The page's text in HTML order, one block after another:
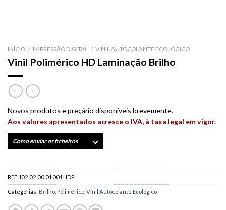
INÍCIO / IMPRESSÃO DIGITAL / VINIL AUTOCOLANTE ECOLÓGICO
Vinil Polimérico HD Laminação Brilho
Novos produtos e preçário disponíveis brevemente.
Aos valores apresentados acresce o IVA, à taxa legal em vigor.
Como enviar os ficheiros
REF: I02.02.00.01001HDP
Categorias: Brilho Polimérico Vinil Autocolante Ecológico